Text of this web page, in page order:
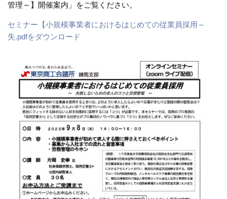
管理～】開催案内」をご覧ください。
セミナー【小規模事業者におけるはじめての従業員採用～
失.pdfをダウンロード